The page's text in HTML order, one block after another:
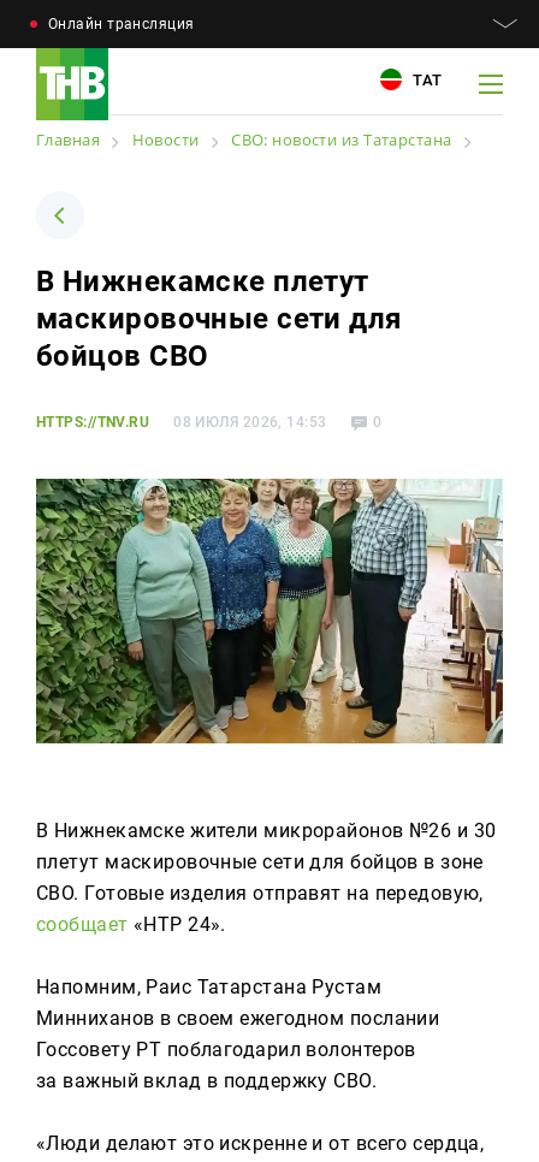
Онлайн трансляция
ТАТ
Новости
Телепроекты
О компании
Реклама
Для связи
+7 (843) 570−50−00
reception@tnvtv.ru
Для связи
+7 (843) 570−50−00
Главная Новости СВО: новости из Татарстана
В Нижнекамске плетут
маскировочные сети для
бойцов СВО
HTTPS://TNV.RU 08 ИЮЛЯ 2026, 14:53 0
В Нижнекамске жители микрорайонов №26 и 30
плетут маскировочные сети для бойцов в зоне
СВО. Готовые изделия отправят на передовую,
сообщает «НТР 24».
Напомним, Раис Татарстана Рустам
Минниханов в своем ежегодном послании
Госсовету РТ поблагодарил волонтеров
за важный вклад в поддержку СВО.
«Люди делают это искренне и от всего сердца,